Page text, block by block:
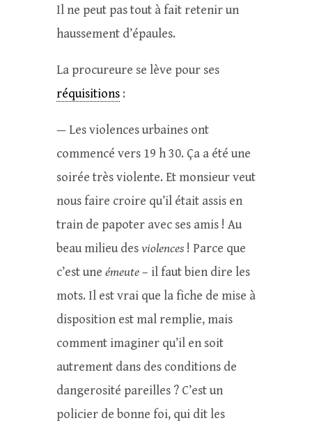
Il ne peut pas tout à fait retenir un
haussement d’épaules.
La procureure se lève pour ses
réquisitions:
— Les violences urbaines ont
commencé vers 19 h 30. Ça a été une
soirée très violente. Et monsieur veut
nous faire croire qu’il était assis en
train de papoter avec ses amis ! Au
beau milieu desviolences! Parce que
c’est une émeute– il faut bien dire les
mots. Il est vrai que la fiche de mise à
disposition est mal remplie, mais
comment imaginer qu’il en soit
autrement dans des conditions de
dangerosité pareilles ? C’est un
policier de bonne foi, qui dit les